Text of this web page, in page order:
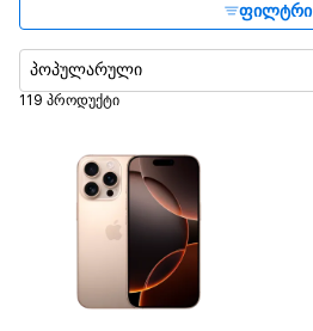
ფილტრი
მეხსიერება
მთავარი კამერა
ვიდეოს ჩვენება
Display Size
119 პროდუქტი
პოპულარული